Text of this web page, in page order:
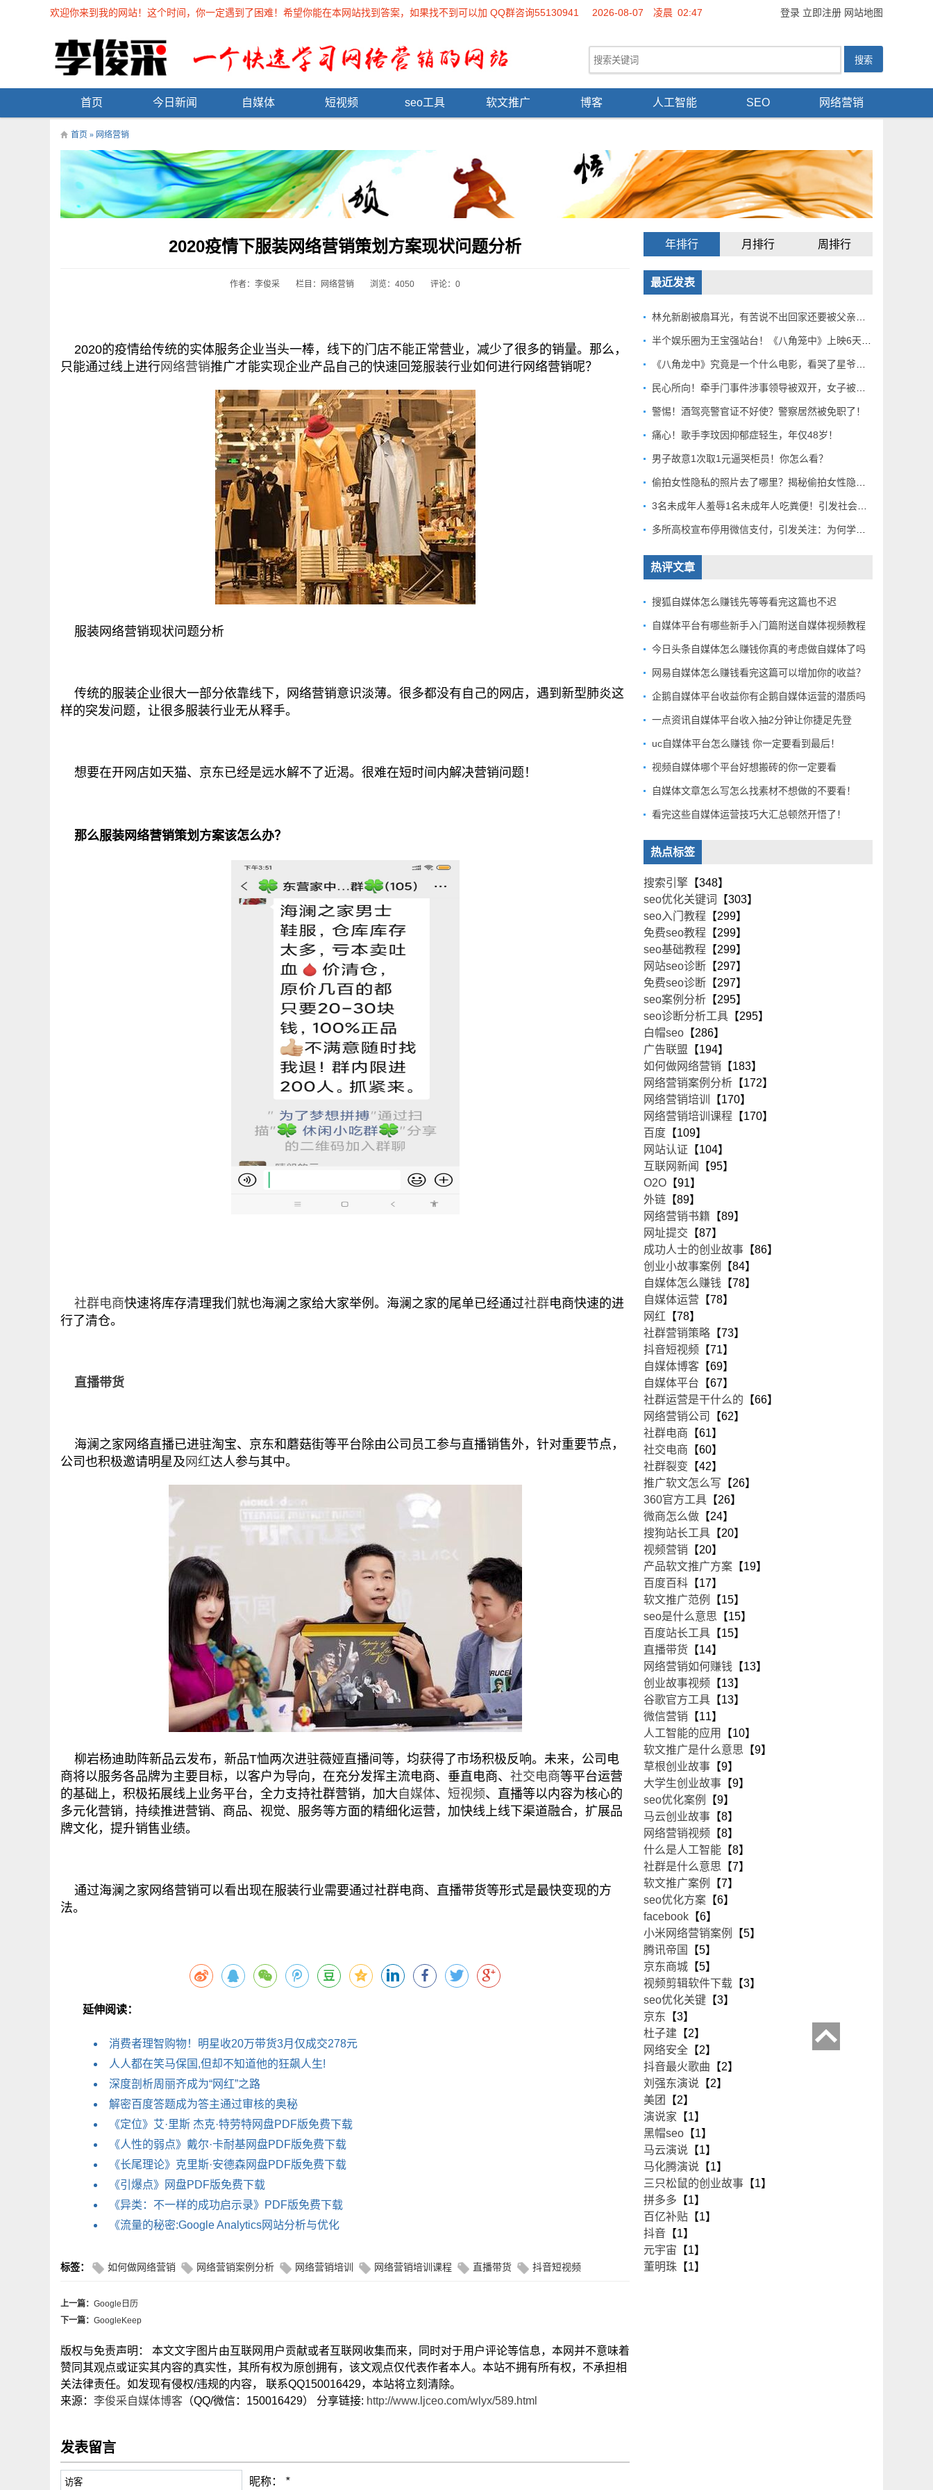
登录 立即注册 网站地图
欢迎你来到我的网站！这个时间，你一定遇到了困难！希望你能在本网站找到答案，如果找不到可以加 QQ群咨询55130941 2026-08-07 凌晨 02:47
首页 今日新闻 自媒体 短视频 seo工具 软文推广 博客 人工智能 SEO 网络营销
首页 » 网络营销
2020疫情下服装网络营销策划方案现状问题分析
作者：李俊采 栏目： 网络营销 浏览：4050 评论：0
2020的疫情给传统的实体服务企业当头一棒，线下的门店不能正常营业，减少了很多的销量。那么，
只能通过线上进行网络营销推广才能实现企业产品自己的快速回笼服装行业如何进行网络营销呢？
服装网络营销现状问题分析
传统的服装企业很大一部分依靠线下，网络营销意识淡薄。很多都没有自己的网店，遇到新型肺炎这
样的突发问题，让很多服装行业无从释手。
想要在开网店如天猫、京东已经是远水解不了近渴。很难在短时间内解决营销问题！
那么服装网络营销策划方案该怎么办？
社群电商快速将库存清理我们就也海澜之家给大家举例。海澜之家的尾单已经通过社群电商快速的进
行了清仓。
直播带货
海澜之家网络直播已进驻淘宝、京东和蘑菇街等平台除由公司员工参与直播销售外，针对重要节点，
公司也积极邀请明星及 网红达人参与其中。
柳岩杨迪助阵新品云发布，新品T恤两次进驻薇娅直播间等，均获得了市场积极反响。未来，公司电
商将以服务各品牌为主要目标，以客户为导向，在充分发挥主流电商、垂直电商、 社交电商等平台运营
的基础上，积极拓展线上业务平台，全力支持社群营销，加大 自媒体、 短视频、直播等以内容为核心的
多元化营销，持续推进营销、商品、视觉、服务等方面的精细化运营，加快线上线下渠道融合，扩展品
牌文化，提升销售业绩。
通过海澜之家网络营销可以看出现在服装行业需要通过社群电商、直播带货等形式是最快变现的方
法。
延伸阅读：
消费者理智购物！明星收20万带货3月仅成交278元
人人都在笑马保国,但却不知道他的狂飙人生!
深度剖析周丽齐成为“网红”之路
解密百度答题成为答主通过审核的奥秘
《定位》艾·里斯 杰克·特劳特网盘PDF版免费下载
《人性的弱点》戴尔·卡耐基网盘PDF版免费下载
《长尾理论》克里斯·安德森网盘PDF版免费下载
《引爆点》网盘PDF版免费下载
《异类：不一样的成功启示录》PDF版免费下载
《流量的秘密:Google Analytics网站分析与优化
标签： 如何做网络营销 网络营销案例分析 网络营销培训 网络营销培训课程 直播带货 抖音短视频
上一篇： Google日历
下一篇： GoogleKeep
版权与免责声明： 本文文字图片由互联网用户贡献或者互联网收集而来，同时对于用户评论等信息，本网并不意味着
赞同其观点或证实其内容的真实性，其所有权为原创拥有，该文观点仅代表作者本人。本站不拥有所有权，不承担相
关法律责任。如发现有侵权/违规的内容， 联系QQ150016429，本站将立刻清除。
来源： 李俊采自媒体博客 （QQ/微信：150016429） 分享链接: http://www.ljceo.com/wlyx/589.html
发表留言
昵称： *
年排行 月排行 周排行
最近发表
警惕！酒驾亮警官证不好使？警察居然被免职了！
痛心！歌手李玟因抑郁症轻生，年仅48岁！
男子故意1次取1元逼哭柜员！你怎么看？
热评文章
搜狐自媒体怎么赚钱先等等看完这篇也不迟
自媒体平台有哪些新手入门篇附送自媒体视频教程
今日头条自媒体怎么赚钱你真的考虑做自媒体了吗
网易自媒体怎么赚钱看完这篇可以增加你的收益？
企鹅自媒体平台收益你有企鹅自媒体运营的潜质吗
一点资讯自媒体平台收入抽2分钟让你捷足先登
uc自媒体平台怎么赚钱 你一定要看到最后！
视频自媒体哪个平台好想搬砖的你一定要看
自媒体文章怎么写怎么找素材不想做的不要看！
看完这些自媒体运营技巧大汇总顿然开悟了！
热点标签
搜索引擎 【348】
seo优化关键词
【303】
seo入门教程 【299】
免费seo教程 【299】
seo基础教程 【299】
网站seo诊断 【297】
免费seo诊断 【297】
seo案例分析 【295】
seo诊断分析工具 【295】
白帽seo 【286】
广告联盟 【194】
如何做网络营销 【183】
网络营销案例分析 【172】
网络营销培训
【170】
网络营销培训课程 【170】
百度 【109】
网站认证 【104】
互联网新闻
【95】
O2O 【91】
外链 【89】
网络营销书籍 【89】
网址提交 【87】
成功人士的创业故事 【86】
创业小故事案例
【84】
自媒体怎么赚钱 【78】
自媒体运营 【78】
网红 【78】
社群营销策略 【73】
抖音短视频 【71】
自媒体博客 【69】
自媒体平台 【67】
社群运营是干什么的 【66】
网络营销公司
【62】
社群电商 【61】
社交电商 【60】
社群裂变 【42】
推广软文怎么写 【26】
360官方工具 【26】
微商怎么做 【24】
搜狗站长工具 【20】
视频营销 【20】
产品软文推广方案 【19】
百度百科 【17】
软文推广范例
【15】
seo是什么意思 【15】
百度站长工具 【15】
直播带货 【14】
网络营销如何赚钱 【13】
创业故事视频 【13】
谷歌官方工具 【13】
微信营销 【11】
人工智能的应用
【10】
软文推广是什么意思 【9】
草根创业故事 【9】
大学生创业故事 【9】
seo优化案例
【9】
马云创业故事 【8】
网络营销视频 【8】
什么是人工智能 【8】
社群是什么意思 【7】
软文推广案例
【7】
seo优化方案 【6】
facebook 【6】
小米网络营销案例
【5】
腾讯帝国
【5】
京东商城 【5】
视频剪辑软件下载 【3】
seo优化关键 【3】
京东 【3】
杜子建 【2】
网络安全 【2】
抖音最火歌曲 【2】
刘强东演说 【2】
美团
【2】
演说家 【1】
黑帽seo 【1】
马云演说 【1】
马化腾演说 【1】
三只松鼠的创业故事 【1】
拼多多 【1】
百亿补贴 【1】
抖音 【1】
元宇宙 【1】
董明珠 【1】